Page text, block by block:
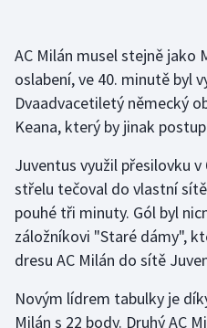
Házená
Jezdectví
Judo
Krasobruslení
Lezení
Lyže a snowboard
AC Milán musel stejně jako
oslabení, ve 40. minutě byl
Dvaadvacetiletý německý
Keana, který by jinak
Juventus využil přesilovku
střelu tečoval do vlastní
pouhé tři minuty. Gól byl
záložníkovi "Staré dámy",
dresu AC Milán do sítě
Novým lídrem tabulky je
Milán s 22 body. Druhý AC